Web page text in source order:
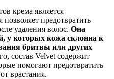
крема является
предотвратить
удаления волос. Она
у которых кожа склонна к
бритвы или других
состав Velvet содержит
помогают предотвратить
врастания.